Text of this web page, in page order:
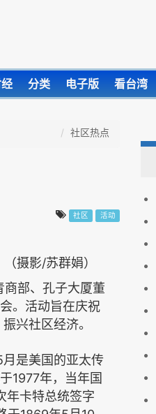
分类 电子版 看台湾
社区热点
社区 活动
（摄影/苏群娟）
商部、孔子大厦董
。活动旨在庆祝
兴社区经济。
月是美国的亚太传
1977年，当年国
年卡特总统签字